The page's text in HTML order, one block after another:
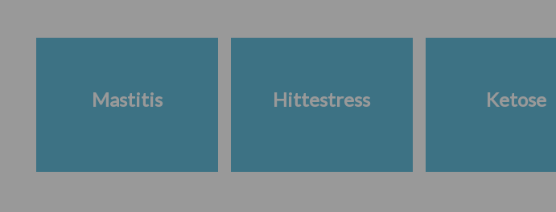
Mastitis Hittestress Ketose